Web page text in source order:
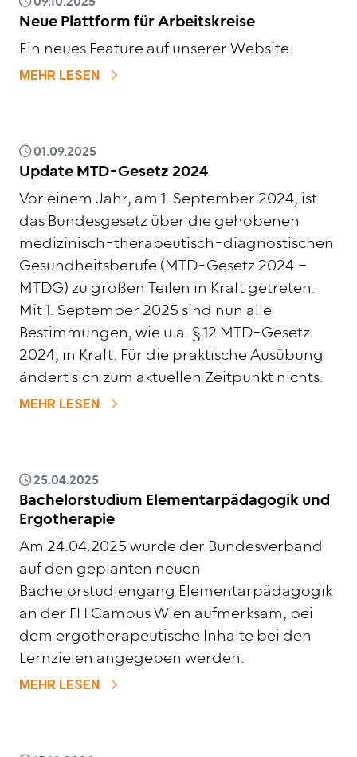
Neue Plattform für Arbeitskreise
Ein neues Feature auf unserer Website.
MEHR LESEN ZU NEUE PLATTFORM FÜR
01.09.2025
Update MTD-Gesetz 2024
Vor einem Jahr, am 1. September 2024, ist
das Bundesgesetz über die gehobenen
medizinisch-therapeutisch-diagnostischen
Gesundheitsberufe (MTD-Gesetz 2024 –
MTDG) zu großen Teilen in Kraft getreten.
Mit 1. September 2025 sind nun alle
Bestimmungen, wie u.a. § 12 MTD-Gesetz
2024, in Kraft. Für die praktische Ausübung
ändert sich zum aktuellen Zeitpunkt nichts.
MEHR LESEN ZU UPDATE MTD-GESETZ 2024
25.04.2025
Bachelorstudium Elementarpädagogik und
Ergotherapie
Am 24.04.2025 wurde der Bundesverband
auf den geplanten neuen
Bachelorstudiengang Elementarpädagogik
an der FH Campus Wien aufmerksam, bei
dem ergotherapeutische Inhalte bei den
Lernzielen angegeben werden.
MEHR LESEN ZU BACHELORSTUDIUM